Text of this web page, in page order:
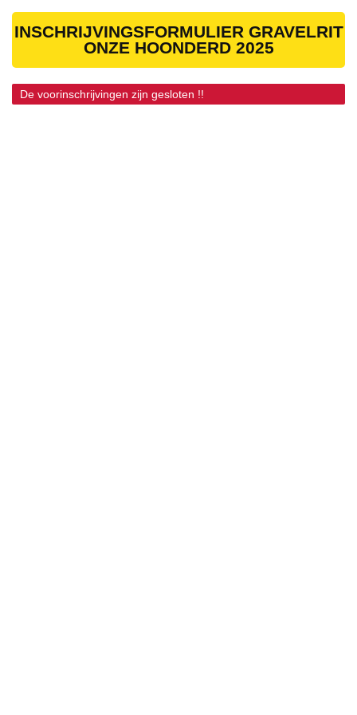
INSCHRIJVINGSFORMULIER GRAVELRIT
ONZE HOONDERD 2025
De voorinschrijvingen zijn gesloten !!